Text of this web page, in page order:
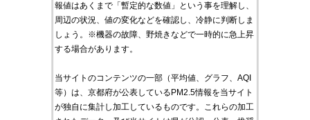
報値はあくまで「暫定的な数値」という事を理解し、
周辺の状況、値の変化などを確認し、冷静に判断しま
しょう。※機器の故障、野焼きなどで一時的に急上昇
する場合があります。
当サイトのコンテンツの一部（平均値、グラフ、AQI
等）は、京都府が公表しているPM2.5情報を当サイト
が独自に集計し加工しているものです。これらの加工